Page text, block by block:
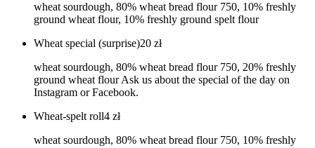
wheat sourdough, 80% wheat bread flour 750, 10% freshly
ground wheat flour, 10% freshly ground spelt flour
Wheat special (surprise)20 zł
wheat sourdough, 80% wheat bread flour 750, 20% freshly
ground wheat flour Ask us about the special of the day on
Instagram or Facebook.
Wheat-spelt roll4 zł
wheat sourdough, 80% wheat bread flour 750, 10% freshly